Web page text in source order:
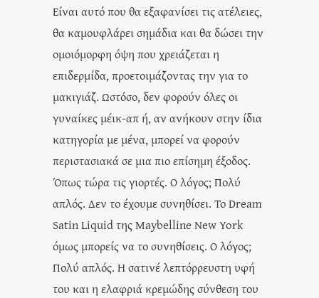
Είναι αυτό που θα εξαφανίσει τις ατέλειες,
θα καμουφλάρει σημάδια και θα δώσει την
ομοιόμορφη όψη που χρειάζεται η
επιδερμίδα, προετοιμάζοντας την για το
μακιγιάζ. Ωστόσο, δεν φορούν όλες οι
γυναίκες μέικ-απ ή, αν ανήκουν στην ίδια
κατηγορία με μένα, μπορεί να φορούν
περιστασιακά σε μια πιο επίσημη έξοδος.
Όπως τώρα τις γιορτές. Ο λόγος; Πολύ
απλός. Δεν το έχουμε συνηθίσει. Το Dream
Satin Liquid της Maybelline New York
όμως μπορείς να το συνηθίσεις. Ο λόγος;
Πολύ απλός. Η σατινέ λεπτόρρευστη υφή
του και η ελαφριά κρεμώδης σύνθεση του